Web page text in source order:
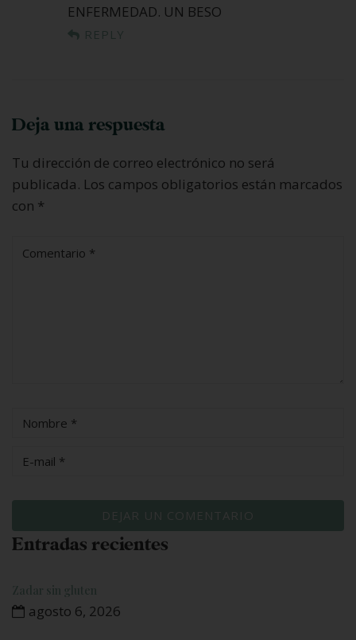
ENFERMEDAD. UN BESO
REPLY
Deja una respuesta
Tu dirección de correo electrónico no será
publicada. Los campos obligatorios están marcados
con *
Entradas recientes
Zadar sin gluten
agosto 6, 2026